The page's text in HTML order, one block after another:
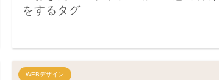
をするタグ
WEBデザイン